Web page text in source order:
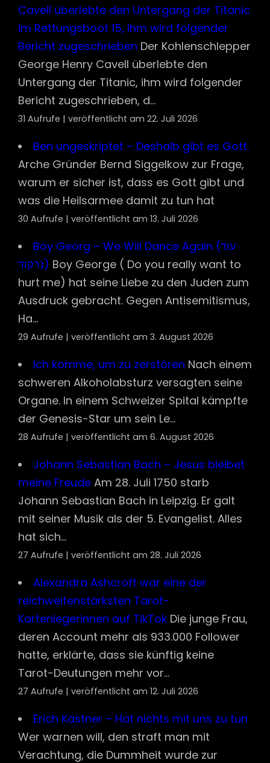
Cavell überlebte den Untergang der Titanic
im Rettungsboot 15, ihm wird folgender
Bericht zugeschrieben Der Kohlenschlepper
George Henry Cavell überlebte den
Untergang der Titanic, ihm wird folgender
Bericht zugeschrieben, d...
31 Aufrufe | veröffentlicht am 22. Juli 2026
Ben ungeskriptet – Deshalb gibt es Gott.
Arche Gründer Bernd Siggelkow zur Frage,
warum er sicher ist, dass es Gott gibt und
was die Heilsarmee damit zu tun hat
30 Aufrufe | veröffentlicht am 13. Juli 2026
Boy Georg – We Will Dance Again (עוד
נרקוד) Boy George ( Do you really want to
hurt me) hat seine Liebe zu den Juden zum
Ausdruck gebracht. Gegen Antisemitismus,
Ha...
29 Aufrufe | veröffentlicht am 3. August 2026
Ich komme, um zu zerstören Nach einem
schweren Alkoholabsturz versagten seine
Organe. In einem Schweizer Spital kämpfte
der Genesis-Star um sein Le...
28 Aufrufe | veröffentlicht am 6. August 2026
Johann Sebastian Bach – Jesus bleibet
meine Freude Am 28. Juli 1750 starb
Johann Sebastian Bach in Leipzig. Er galt
mit seiner Musik als der 5. Evangelist. Alles
hat sich...
27 Aufrufe | veröffentlicht am 28. Juli 2026
Alexandra Ashcroft war eine der
reichweitenstärksten Tarot-
Kartenlegerinnen auf TikTok Die junge Frau,
deren Account mehr als 933.000 Follower
hatte, erklärte, dass sie künftig keine
Tarot-Deutungen mehr vor...
27 Aufrufe | veröffentlicht am 12. Juli 2026
Erich Kästner – Hat nichts mit uns zu tun
Wer warnen will, den straft man mit
Verachtung, die Dummheit wurde zur